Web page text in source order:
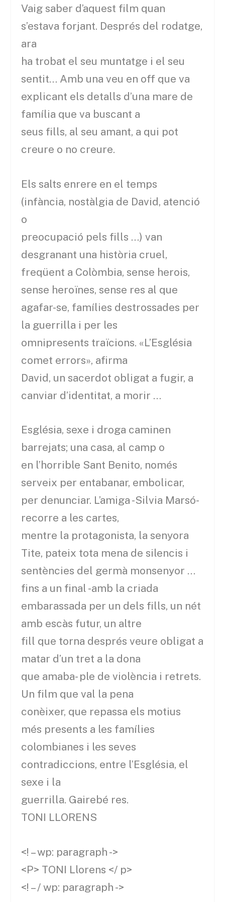
Vaig saber d’aquest film quan
s’estava forjant. Després del rodatge,
ara
ha trobat el seu muntatge i el seu
sentit… Amb una veu en off que va
explicant els detalls d’una mare de
família que va buscant a
seus fills, al seu amant, a qui pot
creure o no creure.
Els salts enrere en el temps
(infància, nostàlgia de David, atenció
o
preocupació pels fills …) van
desgranant una història cruel,
freqüent a Colòmbia, sense herois,
sense heroïnes, sense res al que
agafar-se, famílies destrossades per
la guerrilla i per les
omnipresents traïcions. «L’Església
comet errors», afirma
David, un sacerdot obligat a fugir, a
canviar d’identitat, a morir …
Església, sexe i droga caminen
barrejats; una casa, al camp o
en l’horrible Sant Benito, només
serveix per entabanar, embolicar,
per denunciar. L’amiga -Silvia Marsó-
recorre a les cartes,
mentre la protagonista, la senyora
Tite, pateix tota mena de silencis i
sentències del germà monsenyor …
fins a un final -amb la criada
embarassada per un dels fills, un nét
amb escàs futur, un altre
fill que torna després veure obligat a
matar d’un tret a la dona
que amaba- ple de violència i retrets.
Un film que val la pena
conèixer, que repassa els motius
més presents a les famílies
colombianes i les seves
contradiccions, entre l’Església, el
sexe i la
guerrilla. Gairebé res.
TONI LLORENS
<! – wp: paragraph ->
<P> TONI Llorens </ p>
<! – / wp: paragraph ->